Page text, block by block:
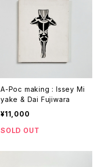
A-Poc making : Issey Mi
yake & Dai Fujiwara
¥11,000
SOLD OUT